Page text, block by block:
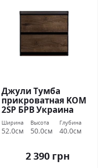
Джули Тумба
прикроватная KOM
2SP БРВ Украина
Ширина
52.0см
Высота
50.0см
Глубина
40.0см
2 390 грн